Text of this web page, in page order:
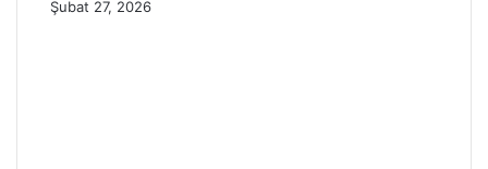
Şubat 27, 2026